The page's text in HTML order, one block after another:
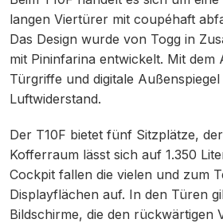
langen Viertürer mit coupéhaft
Das Design wurde von Togg in
mit Pininfarina entwickelt. Mit dem
Türgriffe und digitale
Luftwiderstand.
Der T10F bietet fünf Sitzplätze,
Kofferraum lässt sich auf 1.350
Cockpit fallen die vielen und zum
Displayflächen auf. In den Türen
Bildschirme, die den rückwärtigen